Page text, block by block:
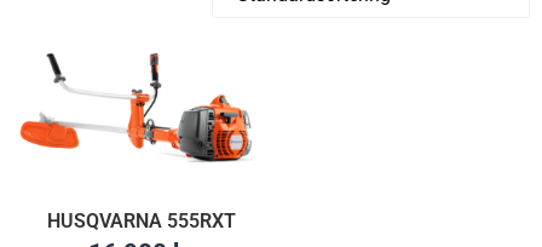
HUSQVARNA 555RXT